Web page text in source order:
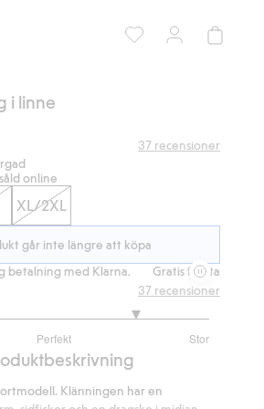
i linne
37 recensioner
online
XL/2XL
går inte längre att köpa
med Klarna. Gratis fraktalternativ
Perfekt Stor
37 recensioner
Klänningen har en